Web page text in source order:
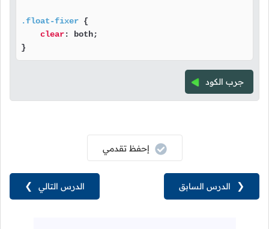
.float-fixer {
clear: both;
}
جرب الكود
الدرس التالي ❯
إحفظ تقدمي
❮ الدرس السابق